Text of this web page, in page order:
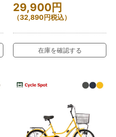
29,900円
（32,890円税込）
在庫を確認する